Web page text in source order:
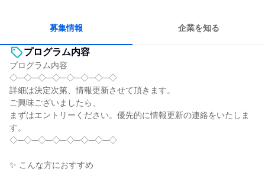
募集情報 企業を知る
プログラム内容
プログラム内容
◇─◇─◇─◇─◇─◇─◇─◇
詳細は決定次第、情報更新させて頂きます。
ご興味ございましたら、
まずはエントリーください。優先的に情報更新の連絡をいたしま
す。
◇─◇─◇─◇─◇─◇─◇─◇
✨ こんな方におすすめ